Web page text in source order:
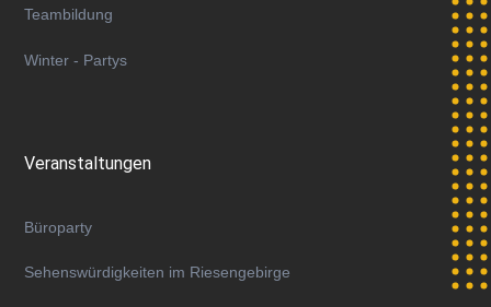
Teambildung
Winter - Partys
Veranstaltungen
Büroparty
Sehenswürdigkeiten im Riesengebirge